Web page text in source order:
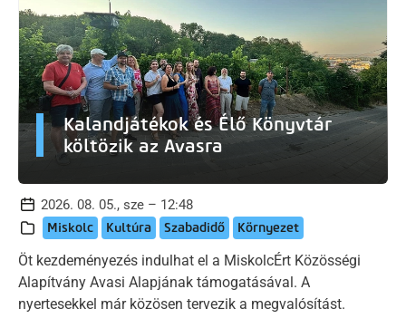
Kalandjátékok és Élő Könyvtár
költözik az Avasra
2026. 08. 05., sze – 12:48
Miskolc Kultúra Szabadidő Környezet
Öt kezdeményezés indulhat el a MiskolcÉrt Közösségi
Alapítvány Avasi Alapjának támogatásával. A
nyertesekkel már közösen tervezik a megvalósítást.